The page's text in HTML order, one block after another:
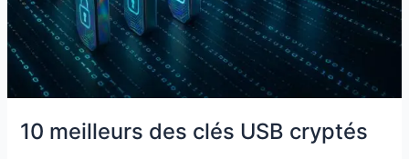
10 meilleurs des clés USB cryptés